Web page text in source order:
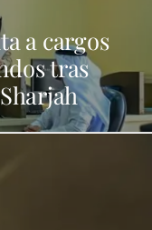
a cargos
tras